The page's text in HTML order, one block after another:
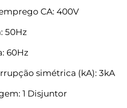
CA: 400V
50Hz
60Hz
simétrica (kA): 3kA
1 Disjuntor